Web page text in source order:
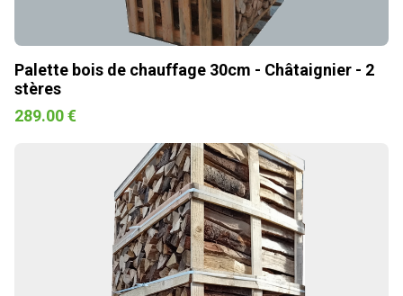
Palette bois de chauffage 30cm - Châtaignier - 2
stères
289.00 €